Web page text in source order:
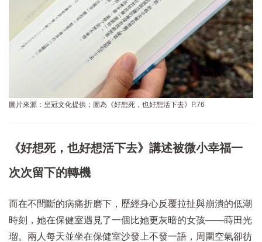
圖片來源：皇冠文化提供；圖為《好想死，也好想活下去》P.76
《好想死，也好想活下去》講述被微小幸福一
次次留下的轉機
而在不間斷的病痛折磨下，歷經身心反覆拉扯與崩潰的低潮
時刻，她在保健室遇見了一個比她更灰暗的女孩——蒔田光
瑠。兩人每天並坐在保健室沙發上不發一語，周圍空氣卻彷